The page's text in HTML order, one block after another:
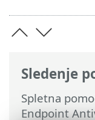
Sledenje
Spletna
Endpoint